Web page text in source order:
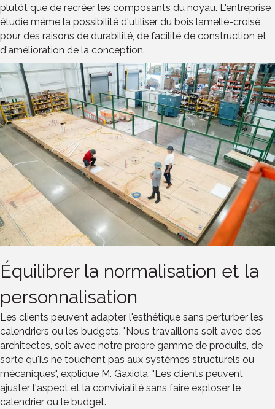
plutôt que de recréer les composants du noyau. L'entreprise
étudie même la possibilité d'utiliser du bois lamellé-croisé
pour des raisons de durabilité, de facilité de construction et
d'amélioration de la conception.
Équilibrer la normalisation et la
personnalisation
Les clients peuvent adapter l'esthétique sans perturber les
calendriers ou les budgets. "Nous travaillons soit avec des
architectes, soit avec notre propre gamme de produits, de
sorte qu'ils ne touchent pas aux systèmes structurels ou
mécaniques", explique M. Gaxiola. "Les clients peuvent
ajuster l'aspect et la convivialité sans faire exploser le
calendrier ou le budget.